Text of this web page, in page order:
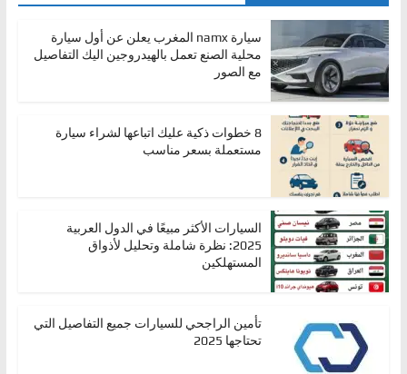
سيارة namx المغرب يعلن عن أول سيارة
محلية الصنع تعمل بالهيدروجين اليك التفاصيل
مع الصور
8 خطوات ذكية عليك اتباعها لشراء سيارة
مستعملة بسعر مناسب
السيارات الأكثر مبيعًا في الدول العربية
2025: نظرة شاملة وتحليل لأذواق
المستهلكين
تأمين الراجحي للسيارات جميع التفاصيل التي
تحتاجها 2025